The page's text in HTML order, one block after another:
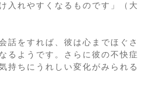
入れやすくなるものです」（大
話をすれば、彼は心までほぐさ
るようです。さらに彼の不快症
持ちにうれしい変化がみられる